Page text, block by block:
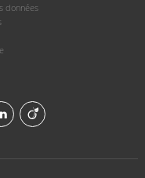
données